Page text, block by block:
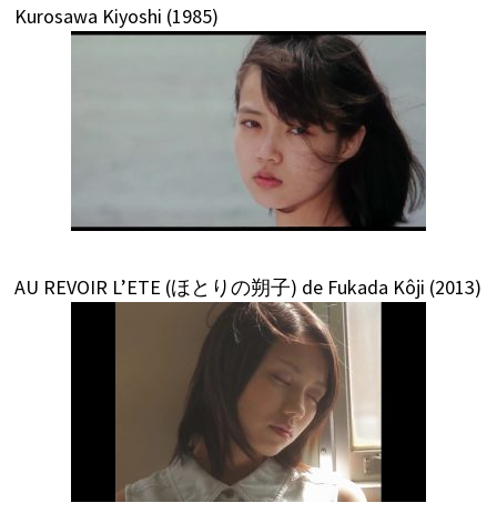
Kurosawa Kiyoshi (1985)
AU REVOIR L’ETE (ほとりの朔子) de Fukada Kôji (2013)